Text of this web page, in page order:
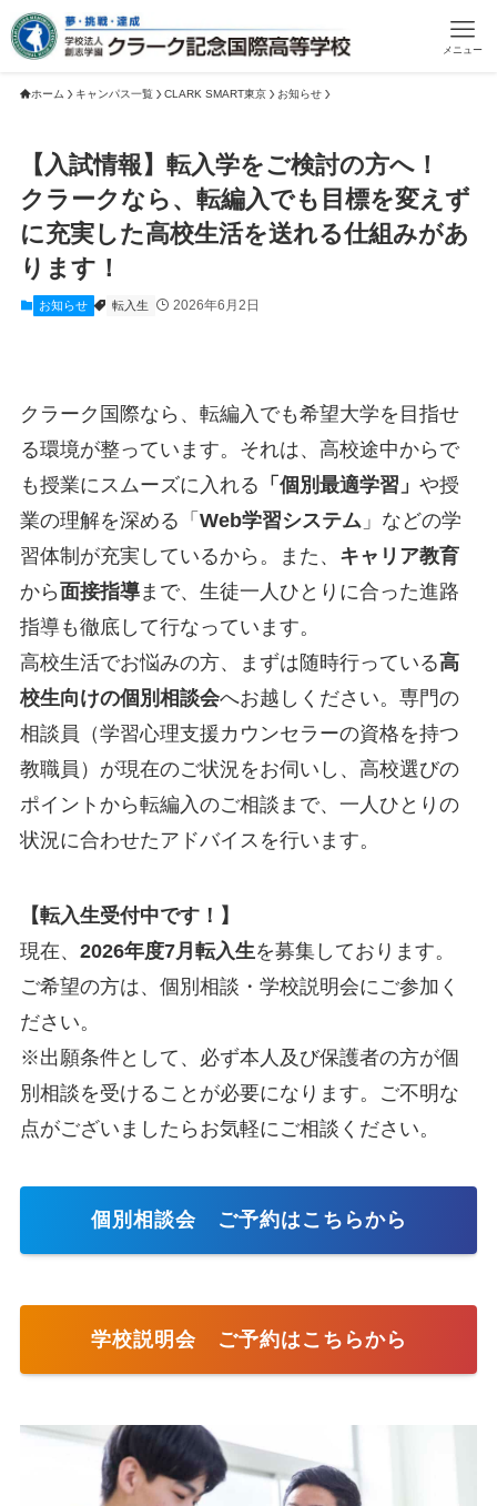
メニュー
ホーム キャンパス一覧 CLARK SMART東京 お知らせ
【入試情報】転入学をご検討の方へ！
クラークなら、転編入でも目標を変えず
に充実した高校生活を送れる仕組みがあ
ります！
お知らせ 転入生 2026年6月2日
クラーク国際なら、転編入でも希望大学を目指せ
る環境が整っています。それは、高校途中からで
も授業にスムーズに入れる 「個別最適学習」 や授
業の理解を深める「 Web学習システム 」などの学
習体制が充実しているから。また、 キャリア教育
から面接指導まで、生徒一人ひとりに合った進路
指導も徹底して行なっています。
高校生活でお悩みの方、まずは随時行っている高
校生向けの個別相談会へお越しください。専門の
相談員（学習心理支援カウンセラーの資格を持つ
教職員）が現在のご状況をお伺いし、高校選びの
ポイントから転編入のご相談まで、一人ひとりの
状況に合わせたアドバイスを行います。
【転入生受付中です！】
現在、 2026年度7月転入生を募集しております。
ご希望の方は、個別相談・学校説明会にご参加く
ださい。
※出願条件として、必ず本人及び保護者の方が個
別相談を受けることが必要になります。ご不明な
点がございましたらお気軽にご相談ください。
個別相談会 ご予約はこちらから
学校説明会 ご予約はこちらから